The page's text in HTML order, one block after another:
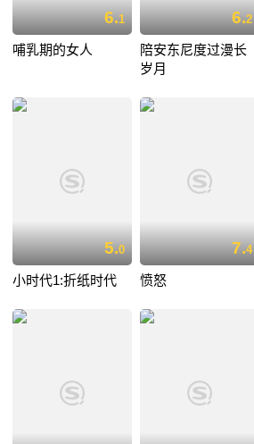
6.1
哺乳期的女人
6.2
陪安东尼度过漫长
岁月
5.0
小时代1:折纸时代
7.4
愤怒